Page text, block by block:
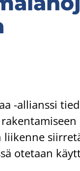
-​allianssi
ote­taan